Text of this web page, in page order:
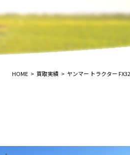
HOME 買取実績 ヤンマー トラクター